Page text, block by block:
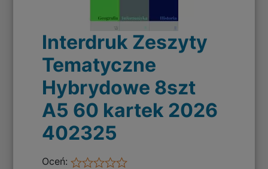
Interdruk Zeszyty
Tematyczne
Hybrydowe 8szt
A5 60 kartek 2026
402325
Oceń: